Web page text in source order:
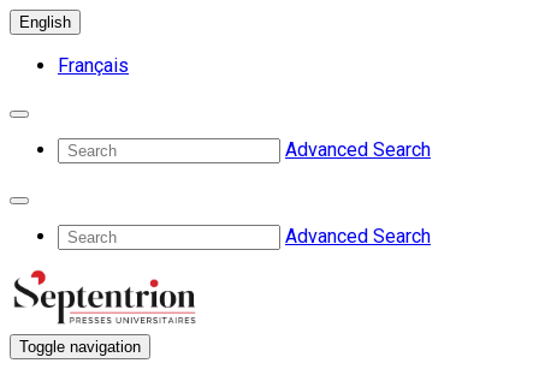
English
Français
Advanced Search
Advanced Search
Toggle navigation